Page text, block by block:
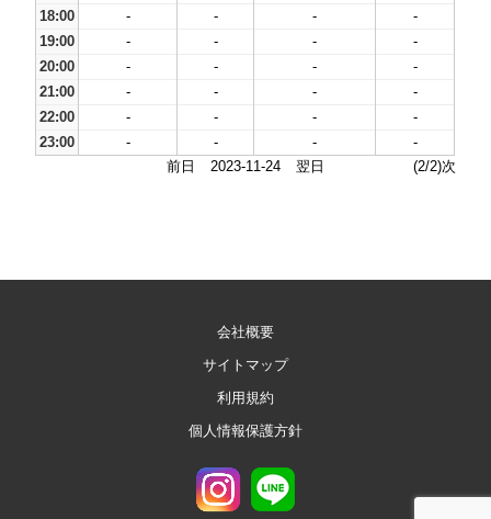
18:00
- - -
-
19:00
- - -
-
20:00
- - -
-
21:00
- - -
-
22:00
- - -
-
23:00
- - -
-
前日
2023-11-24 翌日 (2/2)次
会社概要
サイトマップ
利用規約
個人情報保護方針